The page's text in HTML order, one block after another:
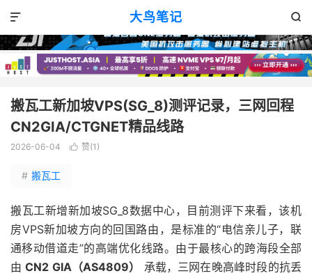
大鸟笔记 

VPS评测
搬瓦工新加坡VPS(SG_8)测评记录，三网回程
CN2GIA/CTGNET精品线路
2026-06-04  赞(1 )
# 搬瓦工
搬瓦工新增新加坡SG_8数据中心，目前测评下来看，该机
房VPS新加坡方向的回国路由，是标准的“电信亲儿子，联
通移动借道走”的高端优化线路。由于最核心的跨海段全部
由CN2 GIA（AS4809）
承载，三网在晚高峰时段的抗丢